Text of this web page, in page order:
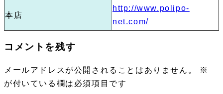
本店
http://www.polipo-
net.com/
コメントを残す
メールアドレスが公開されることはありません。
※
が付いている欄は必須項目です